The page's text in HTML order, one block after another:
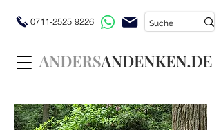
0711-2525 9226